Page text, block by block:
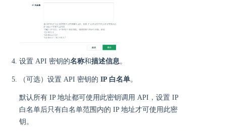
设置 API 密钥的名称和描述信息 。
（可选）设置 API 密钥的 IP 白名单。
默认所有 IP 地址都可使用此密钥调用 API，设置 IP
白名单后只有白名单范围内的 IP 地址才可使用此密
钥。